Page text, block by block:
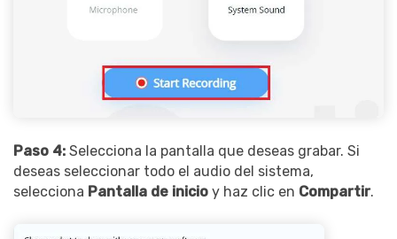
Paso 4: Selecciona la pantalla que deseas grabar. Si
deseas seleccionar todo el audio del sistema,
selecciona Pantalla de inicio y haz clic en Compartir.